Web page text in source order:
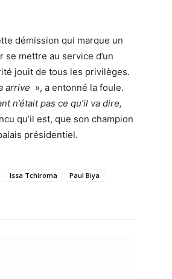
démission qui marque un
se mettre au service d’un
jouit de tous les privilèges.
arrive », a entonné la foule.
n’était pas ce qu’il va dire,
qu’il est, que son champion
présidentiel.
Issa Tchiroma
Paul Biya